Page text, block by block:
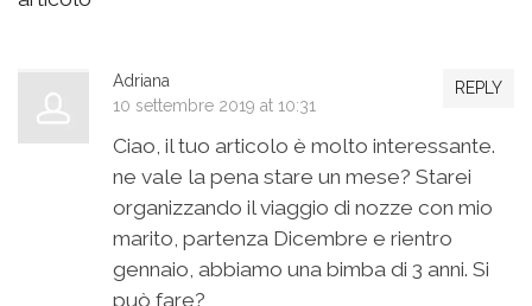
REPLY
Adriana
10 settembre 2019 at 10:31
Ciao, il tuo articolo è molto interessante.
ne vale la pena stare un mese? Starei
organizzando il viaggio di nozze con mio
marito, partenza Dicembre e rientro
gennaio, abbiamo una bimba di 3 anni. Si
può fare?